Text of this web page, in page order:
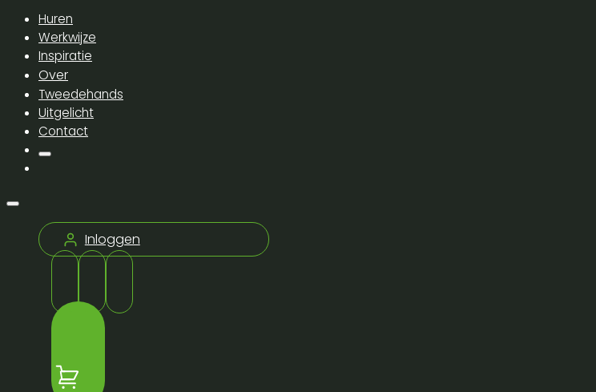
Huren
Werkwijze
Inspiratie
Over
Tweedehands
Uitgelicht
Contact
Inloggen